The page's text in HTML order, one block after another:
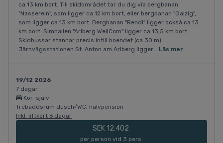
ca 13 km bort. Till skidområdet tar du dig via bergbanan
"Nasserein", som ligger ca 12 km bort, eller bergbanan "Galzig",
som ligger ca 13 km bort. Bergbanan "Rendl" ligger också ca 13
km bort. Simhallen "Arlberg WellCom" ligger ca 13,5 km bort.
Skidbussar stannar precis intill boendet (ca 30 m).
Järnvägsstationen St. Anton am Arlberg ligger... Läs mer
19/12 2026
7 dagar
Kör-själv
Trebäddsrum dusch/WC, halvpension
Inkl. liftkort 6 dagar
SEK 12.402
per person vid 3 pers.